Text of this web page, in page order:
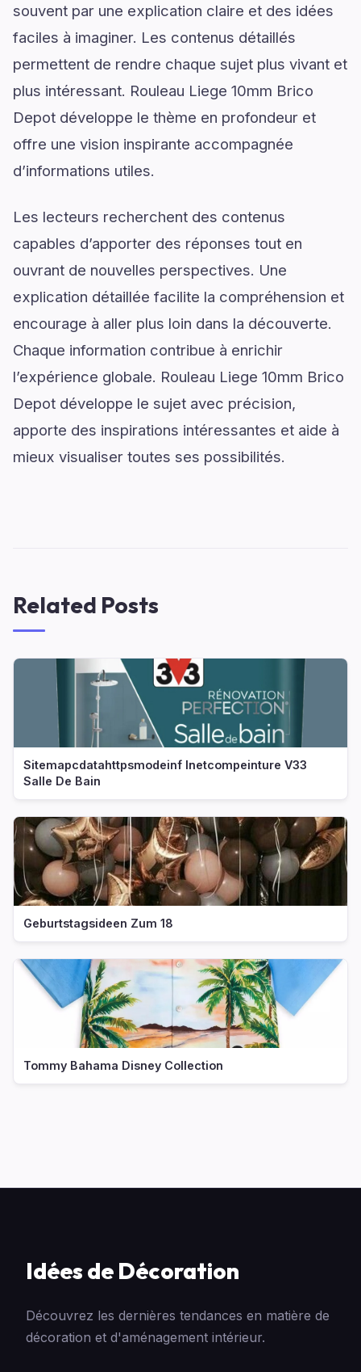
souvent par une explication claire et des idées
faciles à imaginer. Les contenus détaillés
permettent de rendre chaque sujet plus vivant et
plus intéressant. Rouleau Liege 10mm Brico
Depot développe le thème en profondeur et
offre une vision inspirante accompagnée
d’informations utiles.
Les lecteurs recherchent des contenus
capables d’apporter des réponses tout en
ouvrant de nouvelles perspectives. Une
explication détaillée facilite la compréhension et
encourage à aller plus loin dans la découverte.
Chaque information contribue à enrichir
l’expérience globale. Rouleau Liege 10mm Brico
Depot développe le sujet avec précision,
apporte des inspirations intéressantes et aide à
mieux visualiser toutes ses possibilités.
Related Posts
Sitemapcdatahttpsmodeinf Inetcompeinture V33
Salle De Bain
Geburtstagsideen Zum 18
Tommy Bahama Disney Collection
Idées de Décoration
Découvrez les dernières tendances en matière de
décoration et d'aménagement intérieur.